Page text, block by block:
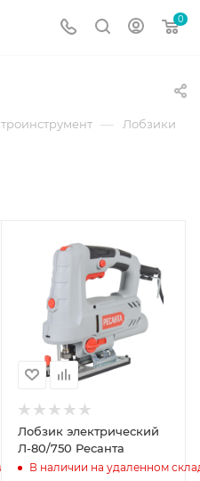
0
— Лобзики
Лобзик электрический
Л-80/750 Ресанта
В наличии на удаленном